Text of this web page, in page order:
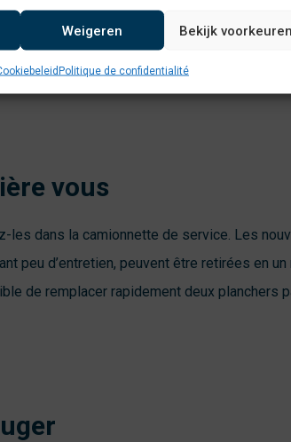
Weigeren Bekijk voorkeuren
Politique de confidentialité
lors de l’entretien. Cette opération peut
pouvez donc effectuer l’entretien seul
vous
les dans la camionnette de service. Les
peu d’entretien, peuvent être retirées en un
de remplacer rapidement deux planchers